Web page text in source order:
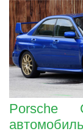
Porsche